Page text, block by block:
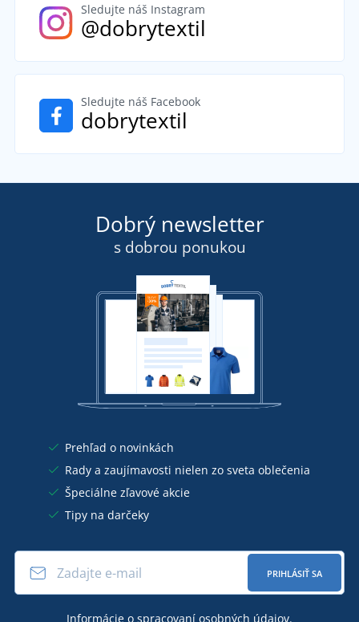
Sledujte náš Instagram
@dobrytextil
Sledujte náš Facebook
dobrytextil
Dobrý newsletter
s dobrou ponukou
Prehľad o novinkách
Rady a zaujímavosti nielen zo sveta oblečenia
Špeciálne zľavové akcie
Tipy na darčeky
PRIHLÁSIŤ SA
Informácie o spracovaní osobných údajov.